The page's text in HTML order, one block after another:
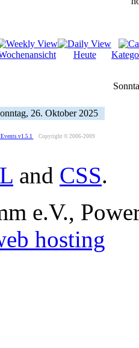
Heute
26. Oktober 2025
v1.5.1 Copyright © 2006-2009
and CSS.
e.V.,
hosting